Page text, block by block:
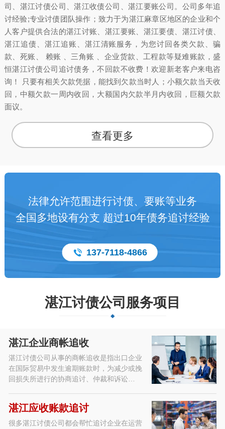
司、湛江讨债公司、湛江收债公司、湛江要账公司。公司多年追
讨经验;专业讨债团队操作；致力于为湛江麻章区地区的企业和个
人客户提供合法的湛江讨账、湛江要账、湛江要债、湛江讨债、
湛江追债、湛江追账、湛江清账服务，为您讨回各类欠款、骗
款、死账、 赖账 、三角账 、企业货款、工程款等疑难账款，盛
恒湛江讨债公司追讨债务，不回款不收费！欢迎新老客户来电咨
询！ 只要有相关欠款凭据，能找到欠款当时人；小额欠款当天收
回，中额欠款一周内收回，大额国内欠款半月内收回，巨额欠款
面议。
查看更多
法律允许范围进行讨债、要账等业务
全国多地设有分支 超过10年债务追讨经验
137-7118-4866
湛江讨债公司服务项目
湛江企业商帐追收
湛江讨债公司从事的商帐追收是指出口企业
在国际贸易中发生逾期账款时，为减少或挽
回损失所进行的协商追讨、仲裁和诉讼…
湛江应收账款追讨
很多湛江讨债公司都会帮忙追讨企业在运营